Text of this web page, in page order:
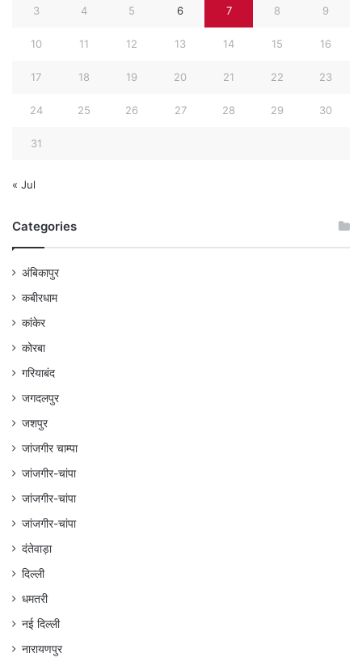
3 4 5 6 7 8 9
10 11 12 13 14 15 16
17 18 19 20 21 22 23
24 25 26 27 28 29 30
31
« Jul
Categories
अंबिकापुर
कबीरधाम
कांकेर
कोरबा
गरियाबंद
जगदलपुर
जशपुर
जांजगीर चाम्पा
जांजगीर-चांपा
जांजगीर-चांपा
जांजगीर-चांपा
दंतेवाड़ा
दिल्ली
धमतरी
नई दिल्ली
नारायणपुर